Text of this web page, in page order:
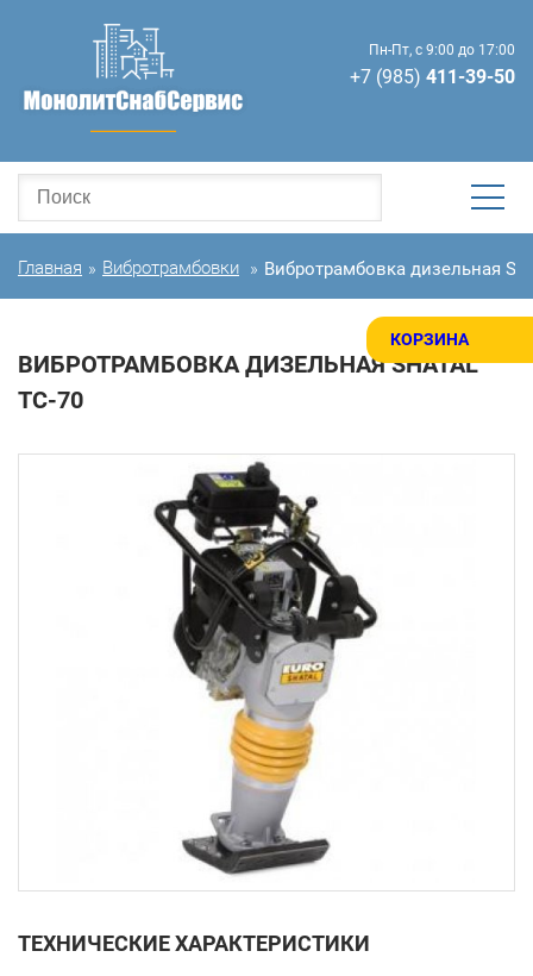
КОРЗИНА
Пн-Пт, с 9:00 до 17:00
+7 (985) 411-39-50
Главная » Вибротрамбовки » Вибротрамбовка дизельная
ВИБРОТРАМБОВКА ДИЗЕЛЬНАЯ SHATAL
ТС-70
ТЕХНИЧЕСКИЕ ХАРАКТЕРИСТИКИ